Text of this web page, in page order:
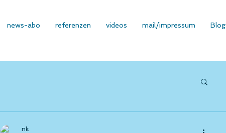
news-abo referenzen videos mail/impressum Blog
nk